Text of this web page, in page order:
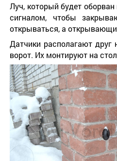
Луч, который будет
сигналом, чтобы
открываться, а
Датчики располагают друг
ворот. Их монтируют на